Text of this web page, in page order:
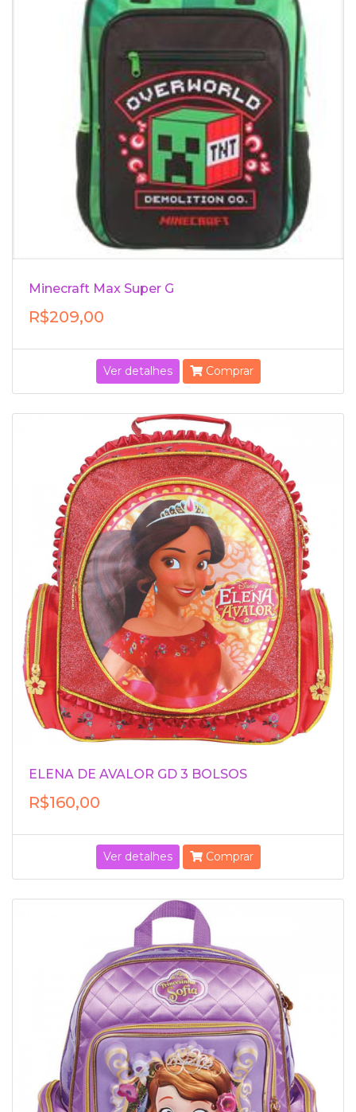
Minecraft Max Super G
R$209,00
Ver detalhes Comprar
ELENA DE AVALOR GD 3 BOLSOS
R$160,00
Ver detalhes Comprar